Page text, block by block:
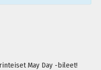
May Day -bileet!